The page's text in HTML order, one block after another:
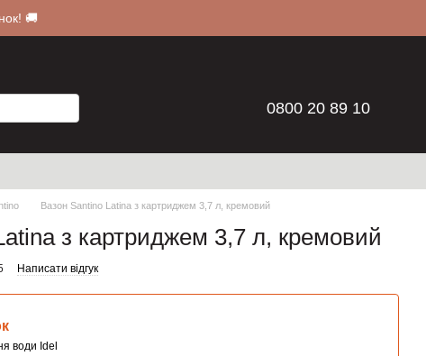
🚚
0800 20 89 10
Вазон Santino Latina з картриджем 3,7 л, кремовий
з картриджем 3,7 л, кремовий
Написати відгук
води Idel